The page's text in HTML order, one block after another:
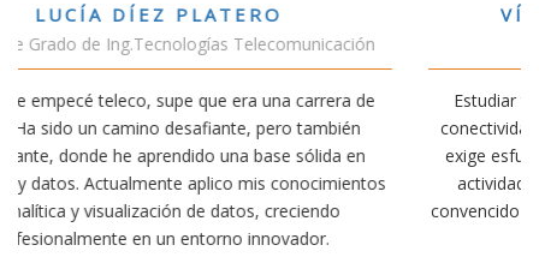
VÍCTOR SÁNCHEZ VALENCIA
Estudiante Doble Grado Teleco-ADE
Estudiar teleco me ha permitido comprender cómo la
conectividad afecta nuestra vida diaria. Aunque la carrera
exige esfuerzo, he dedicado parte de mi tiempo a otras
actividades como el salvamento y socorrismo. Estoy
convencido de que elegir teleco ha sido una de las mejores
decisiones que he tomado.